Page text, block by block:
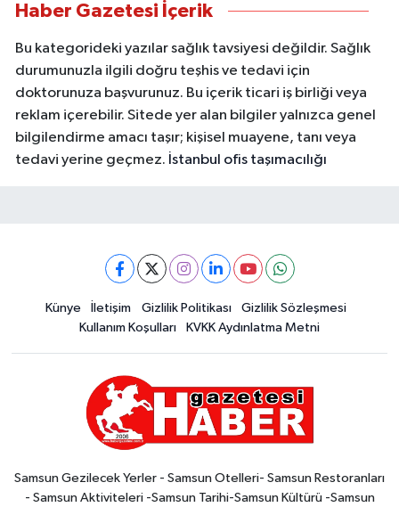
Haber Gazetesi İçerik
Bu kategorideki yazılar sağlık tavsiyesi değildir. Sağlık
durumunuzla ilgili doğru teşhis ve tedavi için
doktorunuza başvurunuz. Bu içerik ticari iş birliği veya
reklam içerebilir. Sitede yer alan bilgiler yalnızca genel
bilgilendirme amacı taşır; kişisel muayene, tanı veya
tedavi yerine geçmez. İstanbul ofis taşımacılığı
Künye İletişim Gizlilik Politikası
Gizlilik Sözleşmesi
Kullanım Koşulları
KVKK Aydınlatma Metni
Samsun Gezilecek Yerler - Samsun Otelleri- Samsun Restoranları
- Samsun Aktiviteleri -Samsun Tarihi-Samsun Kültürü -Samsun